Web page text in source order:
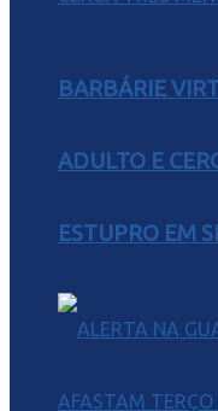
BARBÁRIE
ADULTO E
ESTUPRO EM